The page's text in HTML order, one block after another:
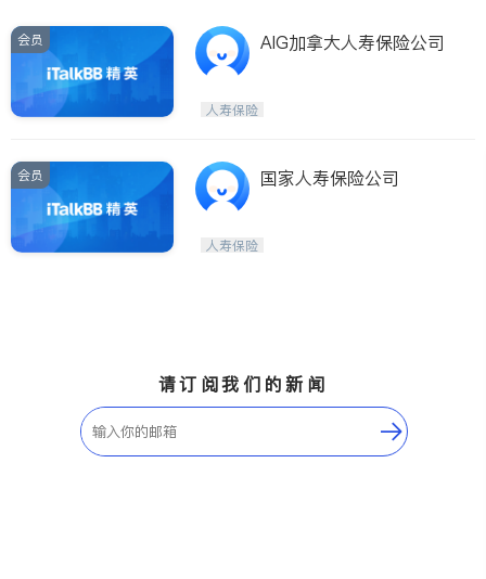
New Westminster
Langley
Port Moody
BC - Other Cities
会员 AIG加拿大人寿保险公司
人寿保险
会员 国家人寿保险公司
人寿保险
请订阅我们的新闻